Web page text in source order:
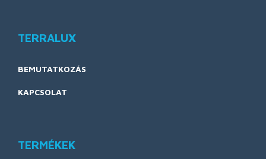
TERRALUX
BEMUTATKOZÁS
KAPCSOLAT
TERMÉKEK